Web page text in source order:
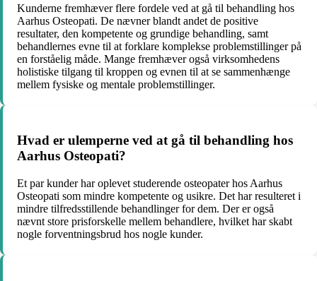
Kunderne fremhæver flere fordele ved at gå til behandling hos
Aarhus Osteopati. De nævner blandt andet de positive
resultater, den kompetente og grundige behandling, samt
behandlernes evne til at forklare komplekse problemstillinger på
en forståelig måde. Mange fremhæver også virksomhedens
holistiske tilgang til kroppen og evnen til at se sammenhænge
mellem fysiske og mentale problemstillinger.
Hvad er ulemperne ved at gå til behandling hos
Aarhus Osteopati?
Et par kunder har oplevet studerende osteopater hos Aarhus
Osteopati som mindre kompetente og usikre. Det har resulteret i
mindre tilfredsstillende behandlinger for dem. Der er også
nævnt store prisforskelle mellem behandlere, hvilket har skabt
nogle forventningsbrud hos nogle kunder.